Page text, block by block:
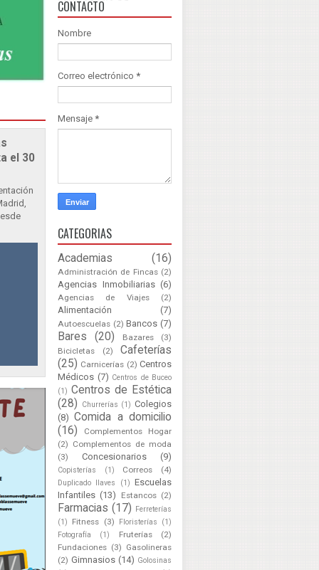
el 30
CONTACTO
Nombre
Correo electrónico *
Mensaje *
CATEGORIAS
Academias (16)
Administración de Fincas (2)
Agencias Inmobiliarias (6)
Agencias de Viajes (2)
Alimentación (7)
Autoescuelas (2) Bancos (7)
Bares (20) Bazares
(3)
Bicicletas
(2)
Cafeterías
(25) Carnicerías (2) Centros
Médicos (7) Centros de Buceo
(1) Centros de Estética
(28)
Churrerías (1) Colegios
(8) Comida a domicilio
(16)
Complementos Hogar
(2) Complementos de moda
(3)
Concesionarios (9)
Copisterías (1) Correos (4)
Duplicado llaves (1) Escuelas
Infantiles (13) Estancos (2)
Farmacias (17) Ferreterías
(1)
Fitness (3) Floristerías
(1)
Fotografía
(1) Fruterías
(2)
Fundaciones (3) Gasolineras
(2) Gimnasios (14) Golosinas